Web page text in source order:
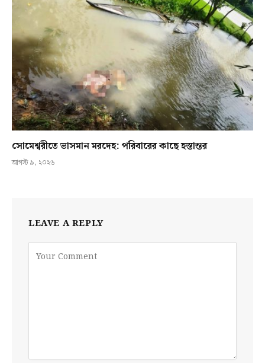
সোমেশ্বরীতে ভাসমান মরদেহ: পরিবারের কাছে হস্তান্তর
আগস্ট ৯, ২০২৬
LEAVE A REPLY